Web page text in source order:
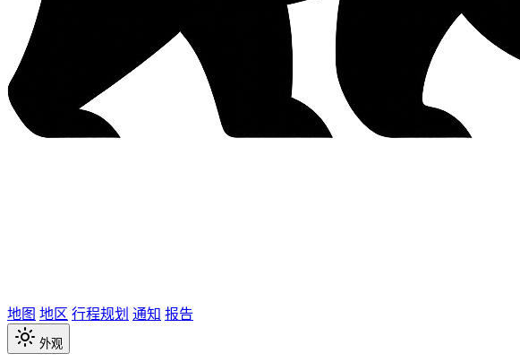
地图 地区 行程规划 通知 报告
外观